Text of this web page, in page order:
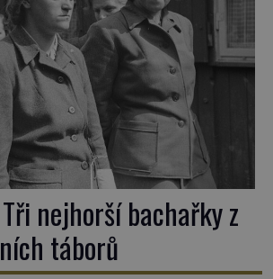
nejhorší bachařky z
táborů